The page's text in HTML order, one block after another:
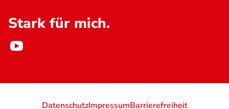
Stark für mich.
DatenschutzImpressumBarrierefreiheit